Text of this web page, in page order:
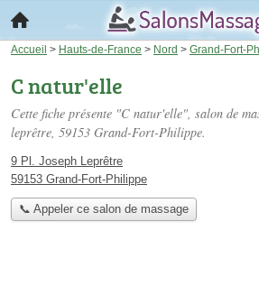
Accueil > Hauts-de-France > Nord > Grand-Fort-
C natur'elle
Cette fiche présente "C natur'elle", salon de
leprêtre, 59153 Grand-Fort-Philippe.
9 Pl. Joseph Leprêtre
59153 Grand-Fort-Philippe
📞 Appeler ce salon de massage